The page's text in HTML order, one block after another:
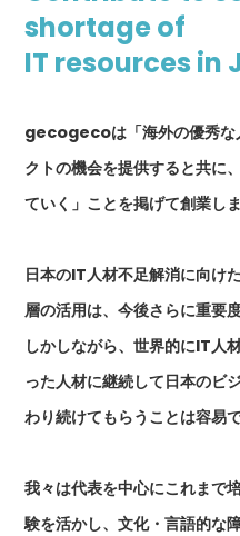
shortage of
IT resources in
gecogecoは「海外の優秀な
クトの機会を提供すると共に
ていく」ことを掲げて創業しま
日本のIT人材不足解消に向け
層の活用は、今後さらに重要
しかしながら、世界的にIT人
った人材に継続して日本のビ
わり続けてもらうことは容易
我々は代表を中心にこれまで
験を活かし、文化・言語的な